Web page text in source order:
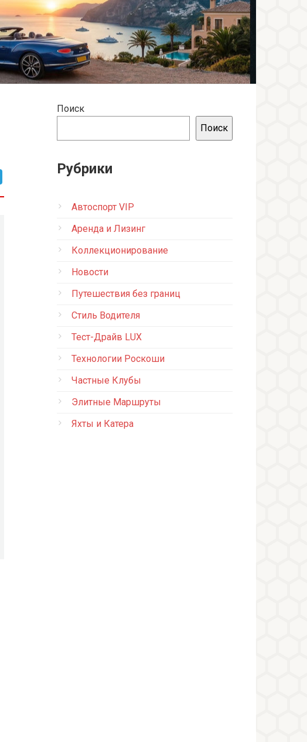
Поиск
Поиск
Рубрики
Автоспорт VIP
Аренда и Лизинг
Коллекционирование
Новости
Путешествия без границ
Стиль Водителя
Тест-Драйв LUX
Технологии Роскоши
Частные Клубы
Элитные Маршруты
Яхты и Катера